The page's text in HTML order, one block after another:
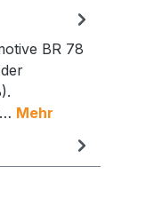
BR 78
Mehr